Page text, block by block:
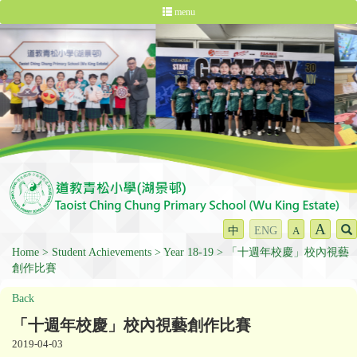
menu
中 ENG A A
Home Student Achievements Year 18-19
「十週年校慶」校內視藝
創作比賽
Back
「十週年校慶」校內視藝創作比賽
2019-04-03